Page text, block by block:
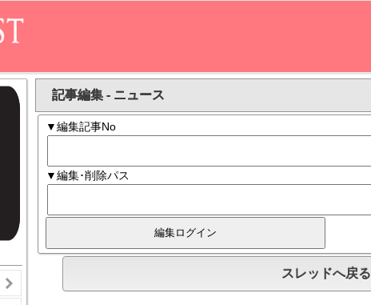
記事編集 - ニュース
▼編集記事No
▼編集･削除パス
スレッドへ戻る